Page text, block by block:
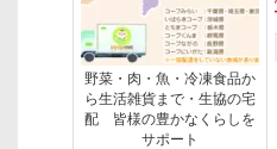
野菜・肉・魚・冷凍食品か
ら生活雑貨まで・生協の宅
配 皆様の豊かなくらしを
サポート